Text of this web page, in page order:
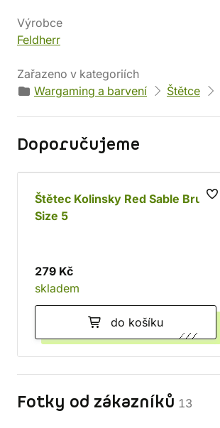
Výrobce
Feldherr
Zařazeno v kategoriích
Wargaming a barvení
Štětce
Doporučujeme
Štětec Kolinsky Red Sable Brush
Size 5
279 Kč
skladem
do košíku
Fotky od zákazníků 13